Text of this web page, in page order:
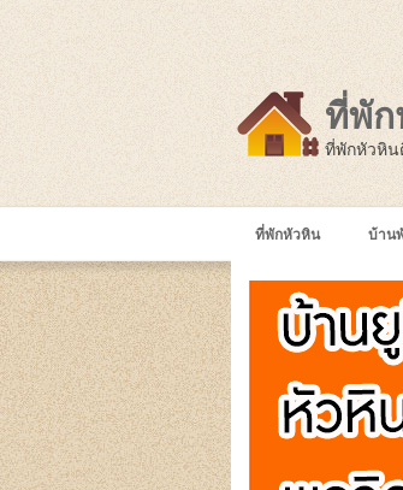
ที่พั
ที่พักหัวหิน
ที่พักหัวหิน บ้าน